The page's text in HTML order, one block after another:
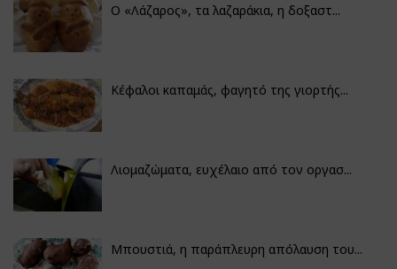
Ο «Λάζαρος», τα λαζαράκια, η δοξαστ...
Κέφαλοι καπαμάς, φαγητό της γιορτής...
Λιομαζώματα, ευχέλαιο από τον οργασ...
Μπουστιά, η παράπλευρη απόλαυση του...